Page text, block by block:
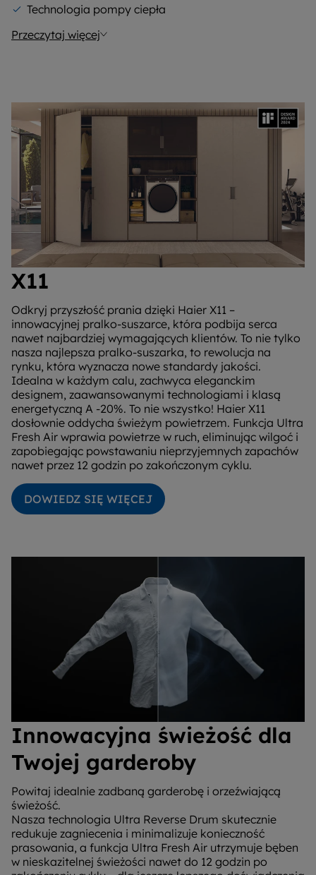
Technologia pompy ciepła
Przeczytaj więcej
X11
Odkryj przyszłość prania dzięki Haier X11 –
innowacyjnej pralko-suszarce, która podbija serca
nawet najbardziej wymagających klientów. To nie tylko
nasza najlepsza pralko-suszarka, to rewolucja na
rynku, która wyznacza nowe standardy jakości.
Idealna w każdym calu, zachwyca eleganckim
designem, zaawansowanymi technologiami i klasą
energetyczną A -20%. To nie wszystko! Haier X11
dosłownie oddycha świeżym powietrzem. Funkcja Ultra
Fresh Air wprawia powietrze w ruch, eliminując wilgoć i
zapobiegając powstawaniu nieprzyjemnych zapachów
nawet przez 12 godzin po zakończonym cyklu.
DOWIEDZ SIĘ WIĘCEJ
Innowacyjna świeżość dla
Twojej garderoby
Powitaj idealnie zadbaną garderobę i orzeźwiającą
świeżość.
Nasza technologia Ultra Reverse Drum skutecznie
redukuje zagniecenia i minimalizuje konieczność
prasowania, a funkcja Ultra Fresh Air utrzymuje bęben
w nieskazitelnej świeżości nawet do 12 godzin po